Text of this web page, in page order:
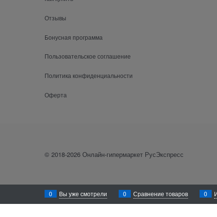
Отзывы
Бонусная программа
Пользовательское соглашение
Политика конфиденциальности
Оферта
© 2018-2026 Онлайн-гипермаркет РусЭкспресс
0 Вы уже смотрели 0 Сравнение товаров 0